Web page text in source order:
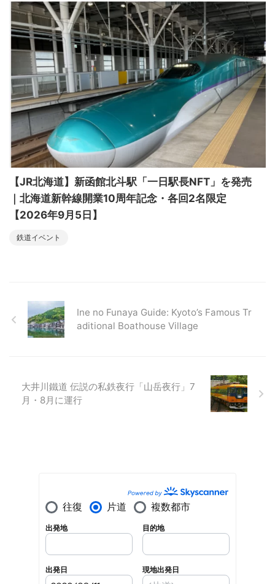
【JR北海道】新函館北斗駅「一日駅長NFT」を発売
｜北海道新幹線開業10周年記念・各回2名限定
【2026年9月5日】
鉄道イベント
Ine no Funaya Guide: Kyoto’s Famous Tr
aditional Boathouse Village
大井川鐵道 伝説の私鉄夜行「山岳夜行」7
月・8月に運行